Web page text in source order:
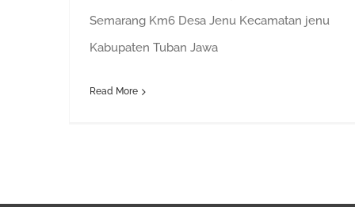
Semarang Km6 Desa Jenu Kecamatan jenu
Kabupaten Tuban Jawa
Read More